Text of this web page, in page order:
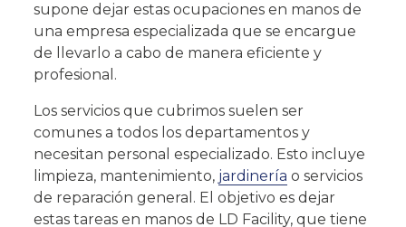
supone dejar estas ocupaciones en manos de
una empresa especializada que se encargue
de llevarlo a cabo de manera eficiente y
profesional.
Los servicios que cubrimos suelen ser
comunes a todos los departamentos y
necesitan personal especializado. Esto incluye
limpieza, mantenimiento, jardinería o servicios
de reparación general. El objetivo es dejar
estas tareas en manos de LD Facility, que tiene